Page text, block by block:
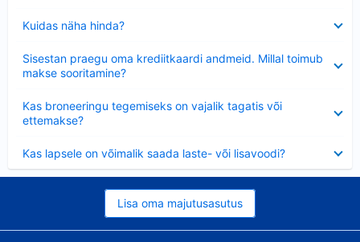
Kuidas näha hinda?
Sisestan praegu oma krediitkaardi andmeid. Millal toimub
makse sooritamine?
Kas broneeringu tegemiseks on vajalik tagatis või
ettemakse?
Kas lapsele on võimalik saada laste- või lisavoodi?
Lisa oma majutusasutus